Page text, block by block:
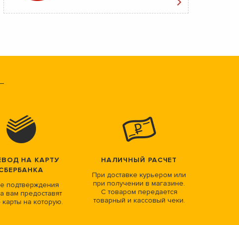
НА КАРТУ
подтверждения
вам предоставят
на которую.
НАЛИЧНЫЙ РАСЧЕТ
При доставке курьером или
при получении в магазине.
С товаром передается
товарный и кассовый чеки.